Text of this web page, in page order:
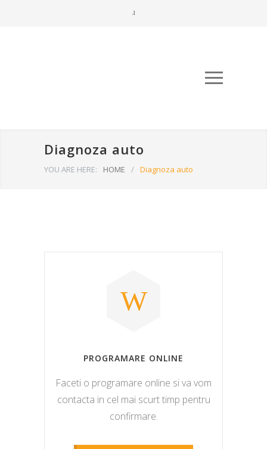
Diagnoza auto
YOU ARE HERE: HOME / Diagnoza auto
PROGRAMARE ONLINE
Faceti o programare online si va vom
contacta in cel mai scurt timp pentru
confirmare.